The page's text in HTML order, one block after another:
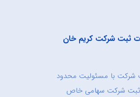
ثبت شرکت کریم خان
شرکت با مسئولیت محدود
ثبت شرکت سهامی خاص